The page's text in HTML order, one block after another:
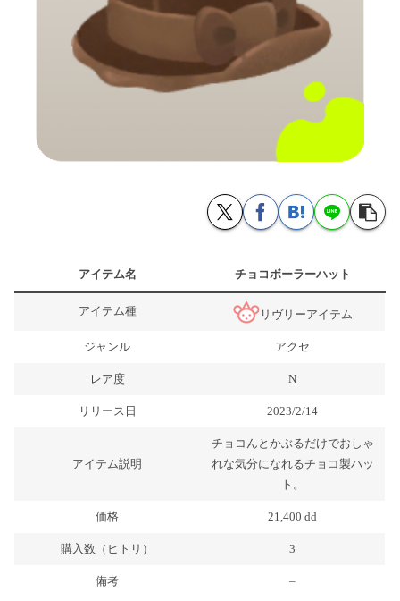
アイテム名 チョコボーラーハット
アイテム種 リヴリーアイテム
ジャンル アクセ
レア度 N
リリース日 2023/2/14
アイテム説明
チョコんとかぶるだけでおしゃ
れな気分になれるチョコ製ハッ
ト。
価格 21,400 dd
購入数（ヒトリ） 3
備考 –